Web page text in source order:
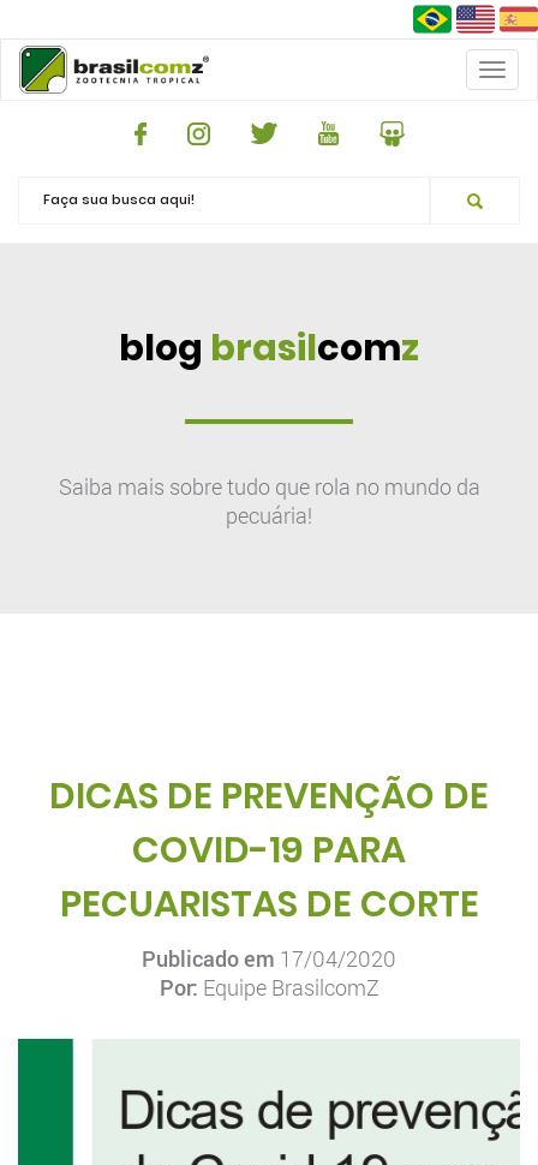
blog brasilcomz
Saiba mais sobre tudo que rola no mundo da
pecuária!
DICAS DE PREVENÇÃO DE
COVID-19 PARA
PECUARISTAS DE CORTE
Publicado em 17/04/2020
Por: Equipe BrasilcomZ